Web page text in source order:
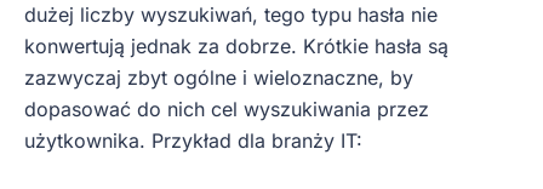
dużej liczby wyszukiwań, tego typu hasła nie
konwertują jednak za dobrze. Krótkie hasła są
zazwyczaj zbyt ogólne i wieloznaczne, by
dopasować do nich cel wyszukiwania przez
użytkownika. Przykład dla branży IT: